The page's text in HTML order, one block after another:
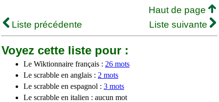
Haut de page
Liste précédente
Liste suivante
Voyez cette liste pour :
Le Wiktionnaire français : 26 mots
Le scrabble en anglais : 2 mots
Le scrabble en espagnol : 3 mots
Le scrabble en italien : aucun mot